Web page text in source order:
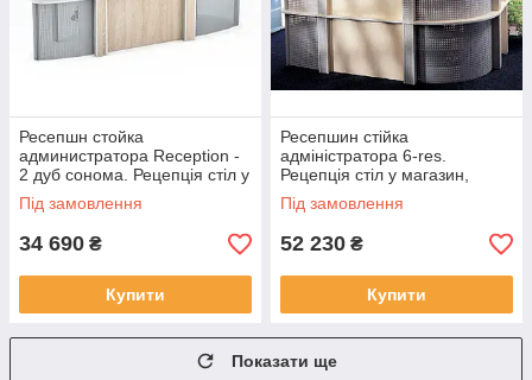
Ресепшн стойка
администратора Reception -
2 дуб сонома. Рецепція стіл у
магазин, офіс, салон
Під замовлення
34 690 ₴
Купити
Ресепшин стійка
адміністратора 6-res.
Рецепція стіл у магазин,
офіс, салон
Під замовлення
52 230 ₴
Купити
Показати ще